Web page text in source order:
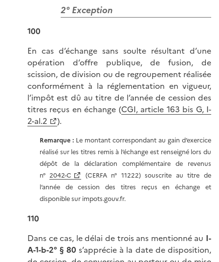
2° Exception
100
En cas d’échange sans soulte résultant d’une
opération d’offre publique, de fusion, de
scission, de division ou de regroupement réalisée
conformément à la réglementation en vigueur,
l’impôt est dû au titre de l’année de cession des
titres reçus en échange (CGI, article 163 bis G, I-
2-al.2
).
Remarque :Le montant correspondant au gain d’exercice
réalisé sur les titres remis à l’échange est renseigné lors du
dépôt de la déclaration complémentaire de revenus
n°2042-C
(CERFA n° 11222) souscrite au titre de
l’année de cession des titres reçus en échange et
disponible sur impots.gouv.fr.
110
Dans ce cas, le délai de trois ans mentionné au I-
A-1-b-2° § 80 s’apprécie à la date de disposition,